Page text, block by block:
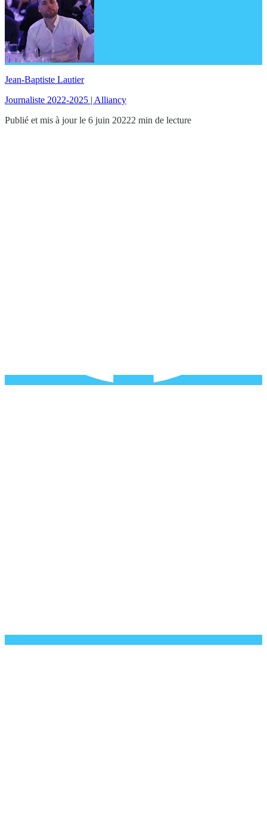
Jean-Baptiste Lautier
Journaliste 2022-2025 | Alliancy
Publié et mis à jour le 6 juin 20222 min de lecture